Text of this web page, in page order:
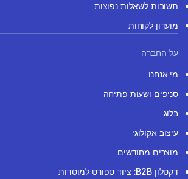
תשובות לשאלות נפוצות
מועדון לקוחות
על החברה
מי אנחנו
סניפים ושעות פתיחה
בלוג
עיצוב אקולוגי
מוצרים מחודשים
דקטלון B2B: ציוד ספורט למוסדות